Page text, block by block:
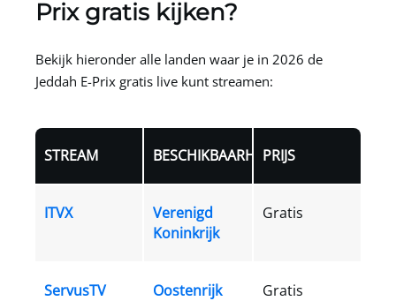
Prix gratis kijken?
Bekijk hieronder alle landen waar je in 2026 de
Jeddah E-Prix gratis live kunt streamen:
STREAM BESCHIKBAARHEIDPRIJS
ITVX
Verenigd
Koninkrijk
Gratis
ServusTV Oostenrijk Gratis